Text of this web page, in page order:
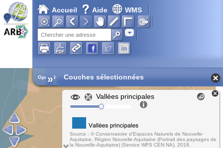
Accueil Aide WMS
Adresse
Chargement en cours...
Open Street Map
» Couches sélectionnées
Vallées principales
Source : © Conservatoire d'Espaces Naturels de Nouvelle-
Aquitaine, Région Nouvelle-Aquitaine (Portrait des paysages de
la Nouvelle-Aquitaine) (Service WFS CEN NA), 2018.